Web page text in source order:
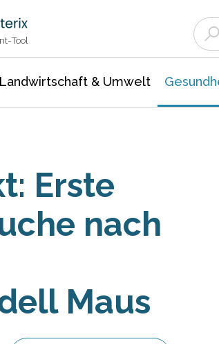
Tool
Landwirtschaft & Umwelt
Erste
nach
Maus